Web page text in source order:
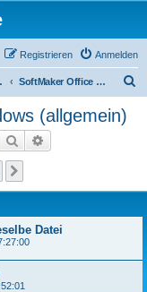
Anmelden
Registrieren
SoftMaker Office 2021 für Windows (allgemein)
(allgemein)
Suche
Datei